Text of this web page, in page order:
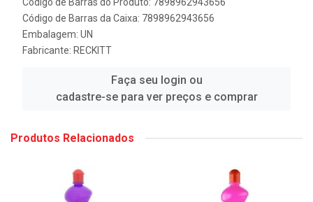
Código de Barras da Caixa: 7898962943656
Embalagem: UN
Fabricante: RECKITT
Faça seu login ou
cadastre-se para ver preços e comprar
Produtos Relacionados